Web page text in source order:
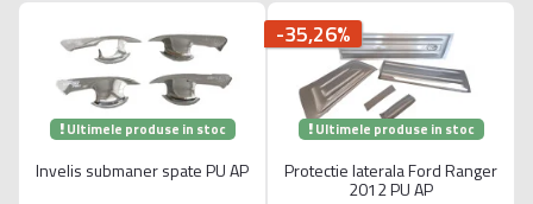
Ultimele produse in stoc
Invelis submaner spate PU AP
-35,26%
Ultimele produse in stoc
Protectie laterala Ford Ranger
2012 PU AP